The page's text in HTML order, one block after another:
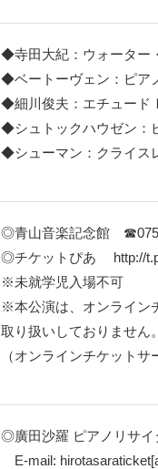
◆寺田大紀：ウォーター
◆ベートーヴェン：ピア
◆細川俊夫：エチュード
◆シュトックハウゼン：
◆シューマン：クライス
◎青山音楽記念館
◎チケットぴあ http://
※未就学児入場不可
※本公演は、オンライン
取り扱いしておりません。
（オンラインチケット
◎廣田沙羅 ピアノリサイ
E-mail: